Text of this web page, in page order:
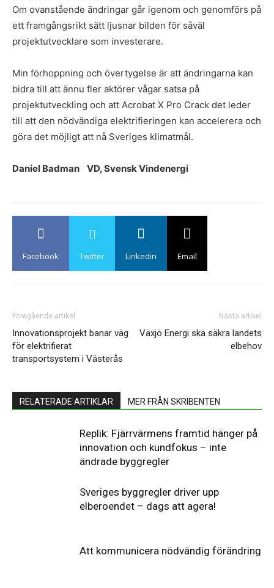
Om ovanstående ändringar går igenom och genomförs på
ett framgångsrikt sätt ljusnar bilden för såväl
projektutvecklare som investerare.
Min förhoppning och övertygelse är att ändringarna kan
bidra till att ännu fler aktörer vågar satsa på
projektutveckling och att Acrobat X Pro Crack det leder
till att den nödvändiga elektrifieringen kan accelerera och
göra det möjligt att nå Sveriges klimatmål.
Daniel Badman VD, Svensk Vindenergi
Facebook Twitter Linkedin Email
Föregående artikel
Innovationsprojekt banar väg
för elektrifierat
transportsystem i Västerås
Nästa artikel
Växjö Energi ska säkra landets
elbehov
RELATERADE ARTIKLAR MER FRÅN SKRIBENTEN
Replik: Fjärrvärmens framtid hänger på
innovation och kundfokus – inte
ändrade byggregler
Sveriges byggregler driver upp
elberoendet – dags att agera!
Att kommunicera nödvändig förändring